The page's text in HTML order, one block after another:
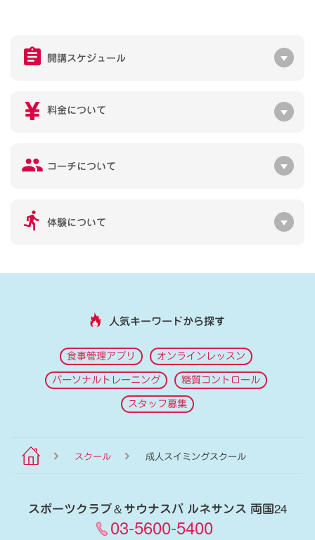
開講スケジュール
料金について
コーチについて
体験について
人気キーワードから探す
食事管理アプリ オンラインレッスン
パーソナルトレーニング 糖質コントロール
スタッフ募集
スクール 成人スイミングスクール
スポーツクラブ＆サウナスパ ルネサンス 両国24
03-5600-5400